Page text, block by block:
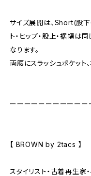
サイズ展開は、Short(股
ト・ヒップ・股上・裾幅は
なります。
両腰にスラッシュポケット
ーーーーーーーーーー
【 BROWN by 2tacs 】
スタイリスト・古着再生家